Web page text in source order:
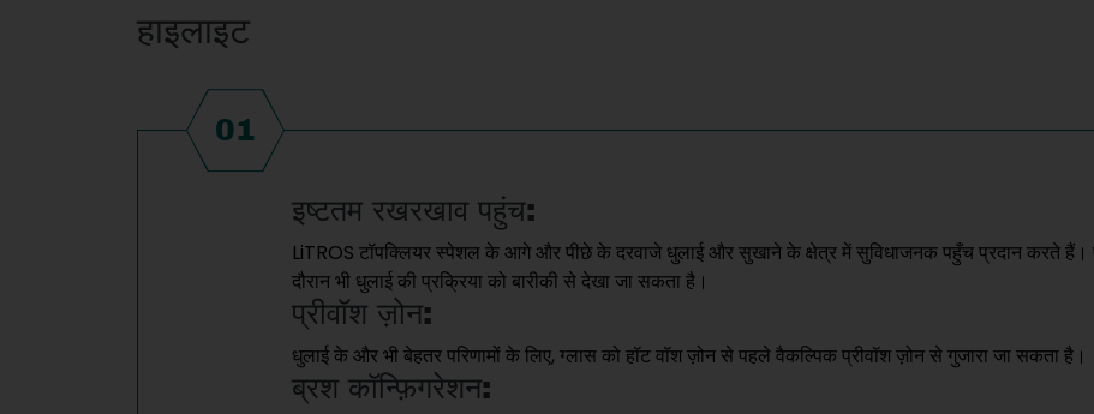
हाइलाइट
01
इष्टतम रखरखाव पहुंच:
LiTROS टॉपक्लियर स्पेशल के आगे और पीछे के दरवाजे धुलाई और सुखाने के क्षेत्र में सुविधाजनक पहुँच प्रदान करते
दौरान भी धुलाई की प्रक्रिया को बारीकी से देखा जा सकता है।
प्रीवॉश ज़ोन:
धुलाई के और भी बेहतर परिणामों के लिए, ग्लास को हॉट वॉश ज़ोन से पहले वैकल्पिक प्रीवॉश ज़ोन से गुजारा जा सकता है।
ब्रश कॉन्फ़िगरेशन: